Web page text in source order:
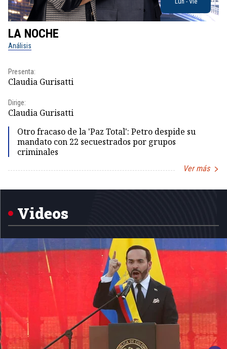
LA NOCHE
Análisis
Presenta:
Claudia Gurisatti
Dirige:
Claudia Gurisatti
Otro fracaso de la 'Paz Total': Petro despide su
mandato con 22 secuestrados por grupos
criminales
Ver más
1
Videos